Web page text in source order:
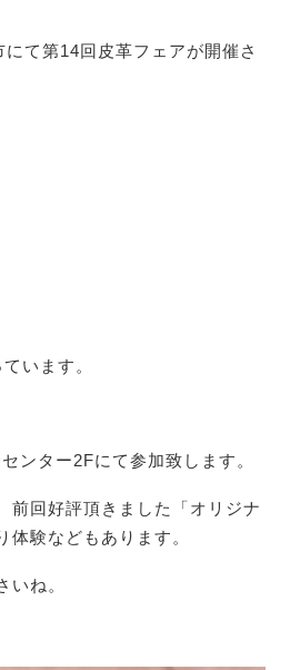
て第14回皮革フェアが開催さ
います。
ンター2Fにて参加致します。
前回好評頂きました「オリジナ
体験などもあります。
いね。